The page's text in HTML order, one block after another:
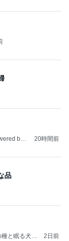
by
20時間前
品
と眠る犬」
2日前